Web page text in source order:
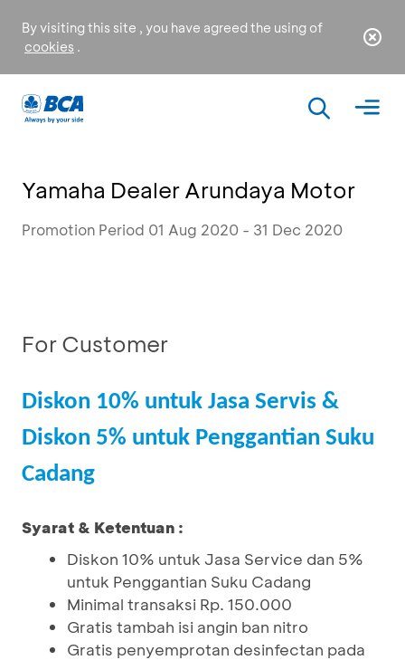
By visiting this site , you have agreed the using of
cookies .
Yamaha Dealer Arundaya Motor
Promotion Period 01 Aug 2020 - 31 Dec 2020
For Customer
Diskon 10% untuk Jasa Servis &
Diskon 5% untuk Penggantian Suku
Cadang
Syarat & Ketentuan :
Diskon 10% untuk Jasa Service dan 5%
untuk Penggantian Suku Cadang
Minimal transaksi Rp. 150.000
Gratis tambah isi angin ban nitro
Gratis penyemprotan desinfectan pada